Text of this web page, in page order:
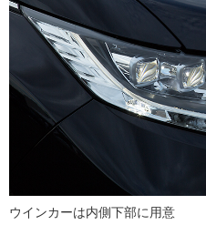
ウインカーは内側下部に用意